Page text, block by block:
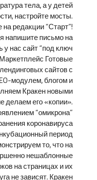
тела, а у детей
настройте мосты.
редакции “Старт”!
напишите письмо на
нас сайт “под ключ
Готовые
сайтов с
модулем, блогом и
Кракен новыми
его «копии».
“омикрона”
коронавируса
период
то, что на
нешаблонные
на страницах и их
не зависят. Кракен